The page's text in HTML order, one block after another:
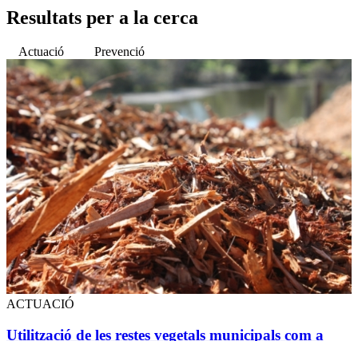
CLAU
Resultats per a la cerca
Actuació Prevenció
ACTUACIÓ
Utilització de les restes vegetals municipals com a